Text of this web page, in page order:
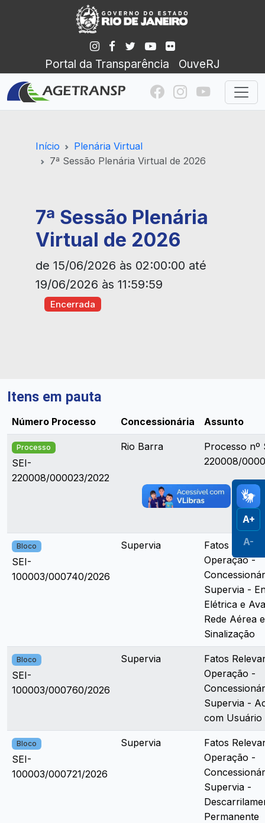
Portal da Transparência OuveRJ
Início
Plenária Virtual
7ª Sessão Plenária Virtual de 2026
7ª Sessão Plenária
Virtual de 2026
de 15/06/2026 às 02:00:00 até
19/06/2026 às 11:59:59
Encerrada
Itens em pauta
Número Processo Concessionária Assunto
Processo
SEI-
220008/000023/2022
Rio Barra
Processo nº
220008/
Bloco
SEI-
100003/000740/2026
Supervia
Fatos
Operação -
Supervia -
Elétrica e
Rede Aérea
Sinalização
Bloco
SEI-
100003/000760/2026
Supervia
Fatos
Operação -
Supervia -
com Usuário
Bloco
SEI-
100003/000721/2026
Supervia
Fatos
Operação -
Supervia -
Permanente
A+
A-